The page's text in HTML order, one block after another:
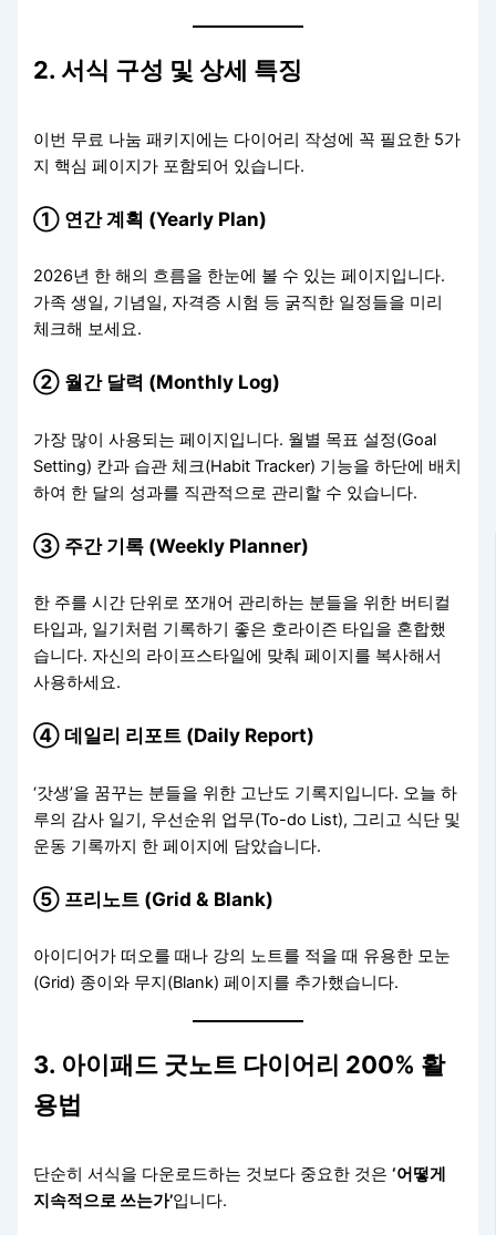
2. 서식 구성 및 상세 특징
이번 무료 나눔 패키지에는 다이어리 작성에 꼭 필요한 5가
지 핵심 페이지가 포함되어 있습니다.
① 연간 계획 (Yearly Plan)
2026년 한 해의 흐름을 한눈에 볼 수 있는 페이지입니다.
가족 생일, 기념일, 자격증 시험 등 굵직한 일정들을 미리
체크해 보세요.
② 월간 달력 (Monthly Log)
가장 많이 사용되는 페이지입니다. 월별 목표 설정(Goal
Setting) 칸과 습관 체크(Habit Tracker) 기능을 하단에 배치
하여 한 달의 성과를 직관적으로 관리할 수 있습니다.
③ 주간 기록 (Weekly Planner)
한 주를 시간 단위로 쪼개어 관리하는 분들을 위한 버티컬
타입과, 일기처럼 기록하기 좋은 호라이즌 타입을 혼합했
습니다. 자신의 라이프스타일에 맞춰 페이지를 복사해서
사용하세요.
④ 데일리 리포트 (Daily Report)
‘갓생’을 꿈꾸는 분들을 위한 고난도 기록지입니다. 오늘 하
루의 감사 일기, 우선순위 업무(To-do List), 그리고 식단 및
운동 기록까지 한 페이지에 담았습니다.
⑤ 프리노트 (Grid & Blank)
아이디어가 떠오를 때나 강의 노트를 적을 때 유용한 모눈
(Grid) 종이와 무지(Blank) 페이지를 추가했습니다.
3. 아이패드 굿노트 다이어리 200% 활
용법
단순히 서식을 다운로드하는 것보다 중요한 것은‘어떻게
지속적으로 쓰는가’입니다.